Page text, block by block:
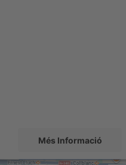
Més Informació